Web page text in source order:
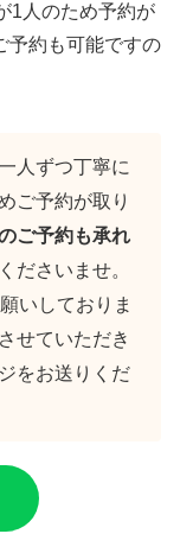
1人のため予約が
予約も可能ですの
人ずつ丁寧に
ご予約が取り
ご予約も承れ
ださいませ。
いしておりま
せていただき
をお送りくだ